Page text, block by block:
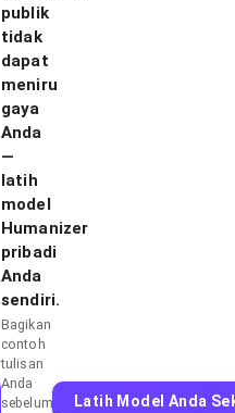
publik
tidak
dapat
meniru
gaya
Anda
—
latih
model
Humanizer
pribadi
Anda
sendiri.
Bagikan
contoh
tulisan
Anda
sebelumnyaLatih Model Anda